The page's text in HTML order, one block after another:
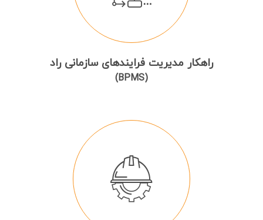
راهکار مدیریت فرایندهای سازمانی راد
(BPMS)